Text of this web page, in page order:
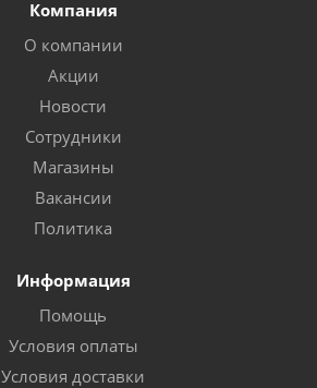
Компания
О компании
Акции
Новости
Сотрудники
Магазины
Вакансии
Политика
Информация
Помощь
Условия оплаты
Условия доставки